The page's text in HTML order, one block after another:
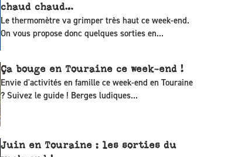
chaud chaud…
Le thermomètre va grimper très haut ce week-end.
On vous propose donc quelques sorties en...
Ça bouge en Touraine ce week-end !
Envie d'activités en famille ce week-end en Touraine
? Suivez le guide ! Berges ludiques...
Juin en Touraine : les sorties du